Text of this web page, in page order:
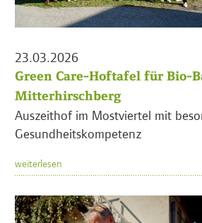
23.03.2026
Green Care-Hoftafel für Bio-
Mitterhirschberg
Auszeithof im Mostviertel mit
Gesundheitskompetenz
weiterlesen